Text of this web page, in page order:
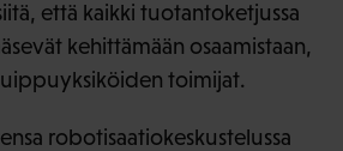
että kaikki tuotantoketjussa
kehittämään osaamistaan,
toimijat.
robotisaatiokeskustelussa